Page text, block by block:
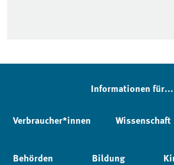
Informationen für...
Verbraucher*innen Wissenschaft
Behörden Bildung